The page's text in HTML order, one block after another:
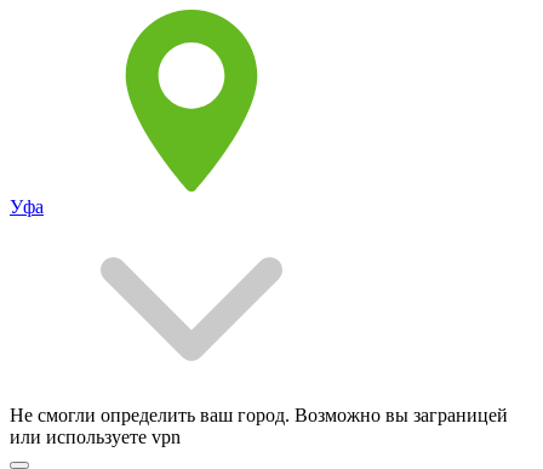
Уфа
Не смогли определить ваш город. Возможно вы заграницей
или используете vpn